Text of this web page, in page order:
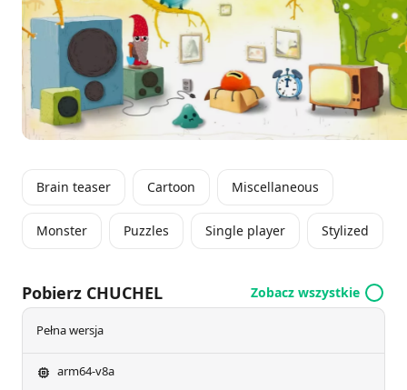
doświadczenie dla graczy w każdym wieku i o
różnorodnych zainteresowaniach.
Brain teaser Cartoon Miscellaneous
Monster Puzzles Single player Stylized
Pobierz CHUCHEL Zobacz wszystkie
Pełna wersja
arm64-v8a